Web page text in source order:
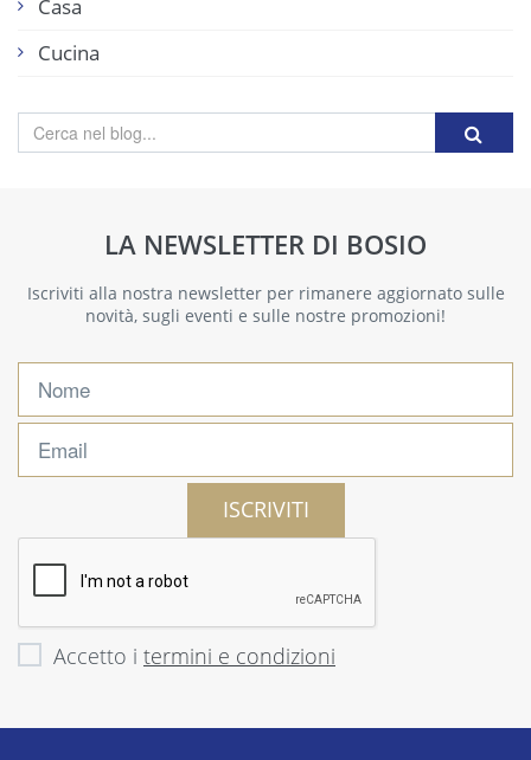
Casa
Cucina
LA NEWSLETTER DI BOSIO
Iscriviti alla nostra newsletter per rimanere aggiornato sulle
novità, sugli eventi e sulle nostre promozioni!
ISCRIVITI
Accetto i termini e condizioni